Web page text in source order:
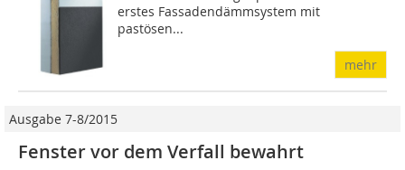
erstes Fassadendämmsystem mit
pastösen...
mehr
Ausgabe 7-8/2015
Fenster vor dem Verfall bewahrt